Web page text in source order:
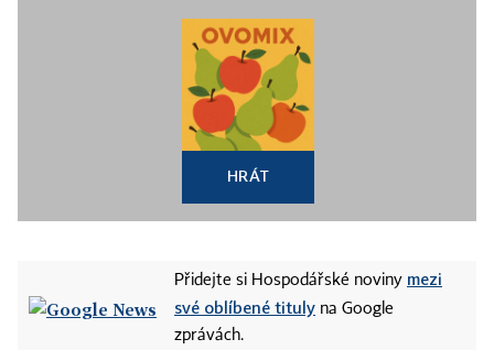
HRÁT
Přidejte si Hospodářské noviny mezi
své oblíbené tituly na Google
zprávách.